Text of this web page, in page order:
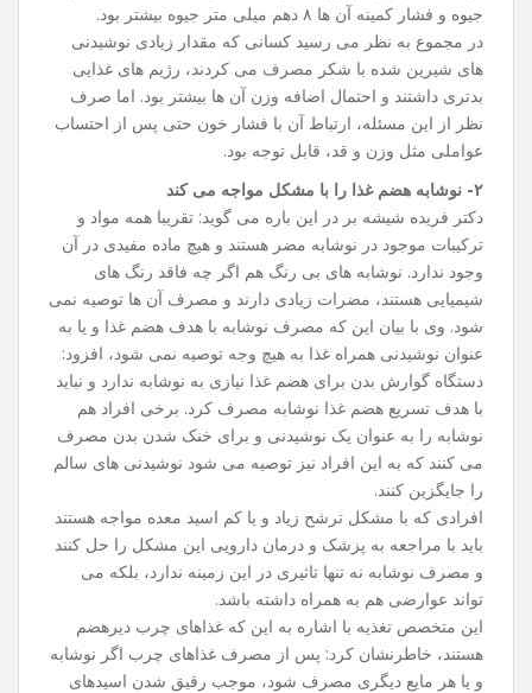
جیوه و فشار کمینه آن ها ۸ دهم میلی‌ متر جیوه بیشتر بود.
در مجموع به‌ نظر می ‌رسید کسانی که مقدار زیادی نوشیدنی
‌های شیرین شده با شکر مصرف می‌ کردند، رژیم‌ های غذایی
بدتری داشتند و احتمال اضافه وزن آن ها بیشتر بود. اما صرف
‌نظر از این مسئله، ارتباط آن با فشار خون حتی پس از احتساب
عواملی مثل وزن و قد، قابل توجه بود.
۲- نوشابه هضم غذا را با مشکل مواجه می ‌کند
دکتر فریده شیشه‌ بر در این باره می گوید: تقریبا همه مواد و
ترکیبات موجود در نوشابه مضر هستند و هیچ ماده مفیدی در آن
وجود ندارد. نوشابه‌ های بی ‌رنگ هم اگر چه فاقد رنگ‌ های
شیمیایی هستند، مضرات زیادی دارند و مصرف آن ها توصیه نمی
‌شود. وی با بیان این که مصرف نوشابه با هدف هضم غذا و یا به
عنوان نوشیدنی همراه غذا به هیچ وجه توصیه نمی ‌شود، افزود:
دستگاه گوارش بدن برای هضم غذا نیازی به نوشابه ندارد و نباید
با هدف تسریع هضم غذا نوشابه مصرف کرد. برخی افراد هم
نوشابه را به عنوان یک نوشیدنی و برای خنک شدن بدن مصرف
می‌ کنند که به این افراد نیز توصیه می ‌شود نوشیدنی‌ های سالم
را جایگزین کنند.
افرادی که با مشکل ترشح زیاد و یا کم اسید معده مواجه هستند
باید با مراجعه به پزشک و درمان دارویی این مشکل را حل کنند
و مصرف نوشابه نه تنها تاثیری در این زمینه ندارد، بلکه می
‌تواند عوارضی هم به همراه داشته باشد.
این متخصص تغذیه با اشاره به این که غذاهای چرب دیرهضم
هستند، خاطرنشان کرد: پس از مصرف غذاهای چرب اگر نوشابه
و یا هر مایع دیگری مصرف شود، موجب رقیق شدن اسیدهای